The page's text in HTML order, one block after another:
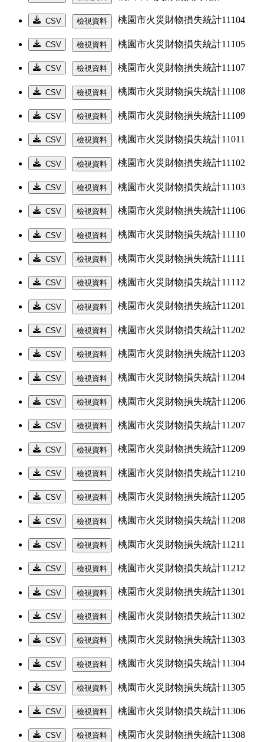
CSV 檢視資料 桃園市火災財物損失統計11104
CSV 檢視資料 桃園市火災財物損失統計11105
CSV 檢視資料 桃園市火災財物損失統計11107
CSV 檢視資料 桃園市火災財物損失統計11108
CSV 檢視資料 桃園市火災財物損失統計11109
CSV 檢視資料 桃園市火災財物損失統計11011
CSV 檢視資料 桃園市火災財物損失統計11102
CSV 檢視資料 桃園市火災財物損失統計11103
CSV 檢視資料 桃園市火災財物損失統計11106
CSV 檢視資料 桃園市火災財物損失統計11110
CSV 檢視資料 桃園市火災財物損失統計11111
CSV 檢視資料 桃園市火災財物損失統計11112
CSV 檢視資料 桃園市火災財物損失統計11201
CSV 檢視資料 桃園市火災財物損失統計11202
CSV 檢視資料 桃園市火災財物損失統計11203
CSV 檢視資料 桃園市火災財物損失統計11204
CSV 檢視資料 桃園市火災財物損失統計11206
CSV 檢視資料 桃園市火災財物損失統計11207
CSV 檢視資料 桃園市火災財物損失統計11209
CSV 檢視資料 桃園市火災財物損失統計11210
CSV 檢視資料 桃園市火災財物損失統計11205
CSV 檢視資料 桃園市火災財物損失統計11208
CSV 檢視資料 桃園市火災財物損失統計11211
CSV 檢視資料 桃園市火災財物損失統計11212
CSV 檢視資料 桃園市火災財物損失統計11301
CSV 檢視資料 桃園市火災財物損失統計11302
CSV 檢視資料 桃園市火災財物損失統計11303
CSV 檢視資料 桃園市火災財物損失統計11304
CSV 檢視資料 桃園市火災財物損失統計11305
CSV 檢視資料 桃園市火災財物損失統計11306
CSV 檢視資料 桃園市火災財物損失統計11308